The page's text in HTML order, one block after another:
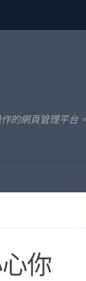
的網頁管理平台。
你